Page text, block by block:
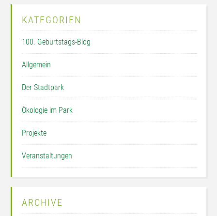
KATEGORIEN
100. Geburtstags-Blog
Allgemein
Der Stadtpark
Ökologie im Park
Projekte
Veranstaltungen
ARCHIVE